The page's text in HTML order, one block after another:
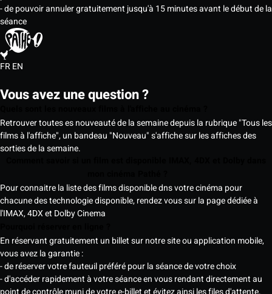
- de pouvoir annuler gratuitement jusqu'à 15 minutes avant le début de la
séance
FREN
Vous avez une question ?
Retrouver toutes es nouveauté de la semaine depuis la rubrique "Tous les
films à l'affiche", un bandeau "Nouveau" s'affiche sur les affiches des
sorties de la semaine.
Pour connaitre la liste des films disponible dns votre cinéma pour
chacune des technologie disponible, rendez vous sur la page dédiée à
l'IMAX, 4DX et Dolby Cinema
En réservant gratuitement un billet sur notre site ou application mobile,
vous avez la garantie :
- de réserver votre fauteuil préféré pour la séance de votre choix
- d'accéder rapidement à votre séance en vous rendant directement au